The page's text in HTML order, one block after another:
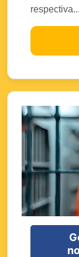
respectiva...